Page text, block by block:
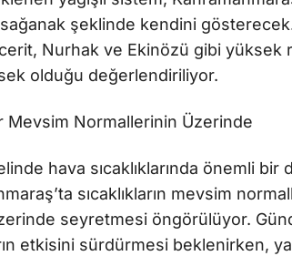
şeklinde kendini gösterecek.
Nurhak ve Ekinözü gibi yüksek
olduğu değerlendiriliyor.
Mevsim Normallerinin Üzerinde
hava sıcaklıklarında önemli
sıcaklıkların mevsim
seyretmesi öngörülüyor.
etkisini sürdürmesi beklenirken,